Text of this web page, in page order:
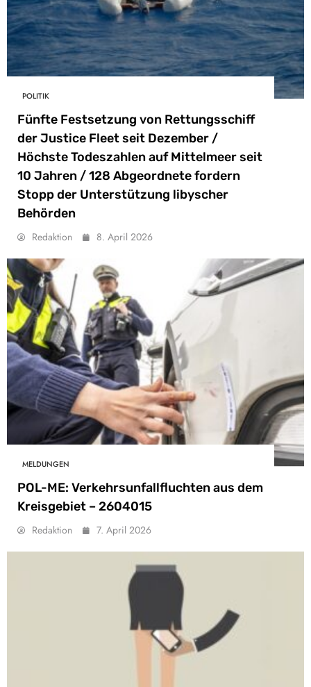
POLITIK
Fünfte Festsetzung von Rettungsschiff
der Justice Fleet seit Dezember /
Höchste Todeszahlen auf Mittelmeer seit
10 Jahren / 128 Abgeordnete fordern
Stopp der Unterstützung libyscher
Behörden
Redaktion 8. April 2026
MELDUNGEN
POL-ME: Verkehrsunfallfluchten aus dem
Kreisgebiet – 2604015
Redaktion 7. April 2026